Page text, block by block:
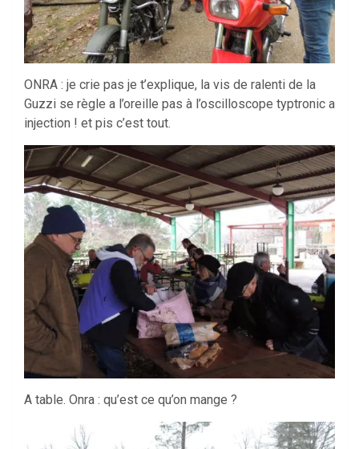
ONRA : je crie pas je t’explique, la vis de ralenti de la
Guzzi se règle a l’oreille pas à l’oscilloscope typtronic a
injection ! et pis c’est tout.
A table. Onra : qu’est ce qu’on mange ?